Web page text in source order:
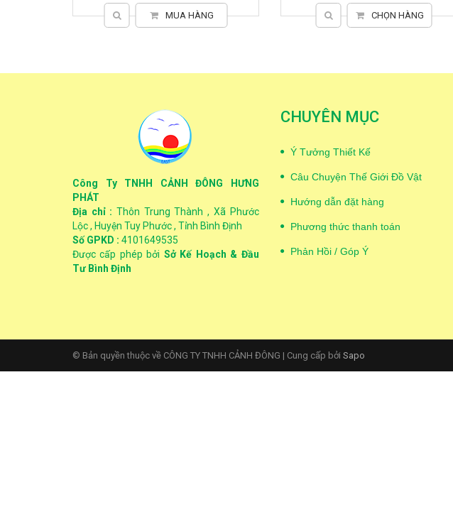
CHỌN HÀNG MUA HÀNG
Công Ty TNHH CẢNH ĐÔNG HƯNG
PHÁT
Địa chỉ : Thôn Trung Thành , Xã Phước
Lộc , Huyện Tuy Phước , Tỉnh Bình Định
Số GPKD : 4101649535
Được cấp phép bởi Sở Kế Hoạch & Đầu
Tư Bình Định
CHUYÊN MỤC
Ý Tưởng Thiết Kế
Câu Chuyện Thế Giới Đồ Vật
Hướng dẫn đặt hàng
Phương thức thanh toán
Phản Hồi / Góp Ý
© Bản quyền thuộc về CÔNG TY TNHH CẢNH ĐÔNG | Cung cấp bởi Sapo